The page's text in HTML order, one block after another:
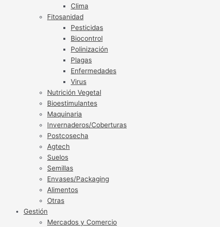
Clima
Fitosanidad
Pesticidas
Biocontrol
Polinización
Plagas
Enfermedades
Virus
Nutrición Vegetal
Bioestimulantes
Maquinaria
Invernaderos/Coberturas
Postcosecha
Agtech
Suelos
Semillas
Envases/Packaging
Alimentos
Otras
Gestión
Mercados y Comercio